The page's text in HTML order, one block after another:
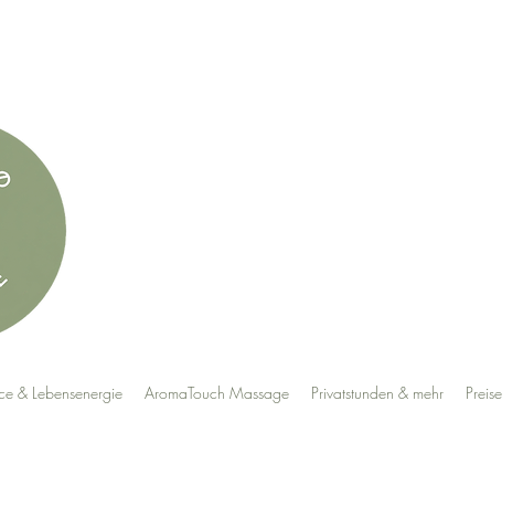
& Lebensenergie AromaTouch Massage Privatstunden & mehr Preise